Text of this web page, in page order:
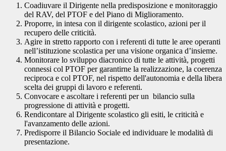
Coadiuvare il Dirigente nella predisposizione e monitoraggio
del RAV, del PTOF e del Piano di Miglioramento.
Proporre, in intesa con il dirigente scolastico, azioni per il
recupero delle criticità.
Agire in stretto rapporto con i referenti di tutte le aree operanti
nell’istituzione scolastica per una visione organica d’insieme.
Monitorare lo sviluppo diacronico di tutte le attività, progetti
connessi col PTOF per garantirne la realizzazione, la coerenza
reciproca e col PTOF, nel rispetto dell'autonomia e della libera
scelta dei gruppi di lavoro e referenti.
Convocare e ascoltare i referenti per un bilancio sulla
progressione di attività e progetti.
Rendicontare al Dirigente scolastico gli esiti, le criticità e
l'avanzamento delle azioni.
Predisporre il Bilancio Sociale ed individuare le modalità di
presentazione.